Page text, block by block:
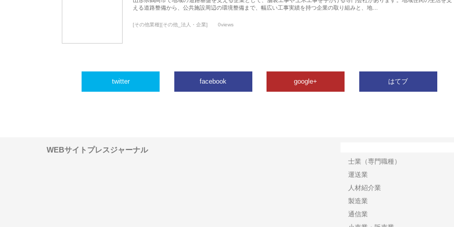
える道路整備から、公共施設周辺の環境整備まで、幅広い工事実績を持つ企業の取り組みと、地…
[その他業種][その他_法人・企業] 0views
twitter facebook google+ はてブ
WEBサイトプレスジャーナル
士業（専門職種）
運送業
人材紹介業
製造業
通信業